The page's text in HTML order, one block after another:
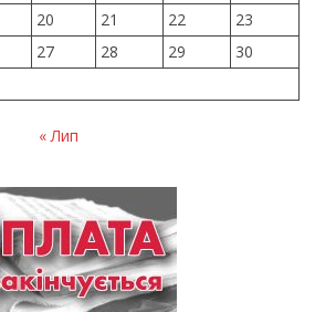
20 21 22
23
27 28 29
30
« Лип